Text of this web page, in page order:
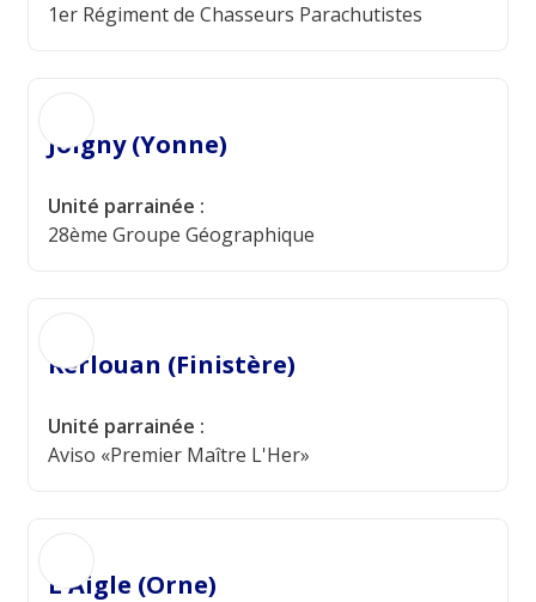
1er Régiment de Chasseurs Parachutistes
Joigny (Yonne)
Unité parrainée :
28ème Groupe Géographique
Kerlouan (Finistère)
Unité parrainée :
Aviso «Premier Maître L'Her»
L'Aigle (Orne)